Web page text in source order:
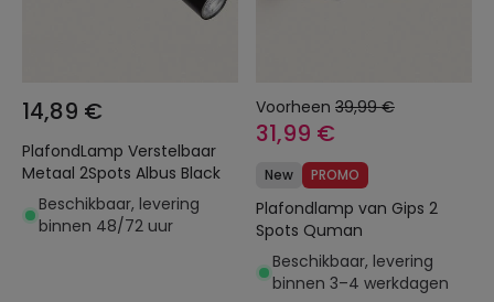
14,89 €
PlafondLamp Verstelbaar
Metaal 2Spots Albus Black
Beschikbaar, levering
binnen 48/72 uur
Voorheen 39,99 €
31,99 €
New PROMO
Plafondlamp van Gips 2
Spots Quman
Beschikbaar, levering
binnen 3–4 werkdagen